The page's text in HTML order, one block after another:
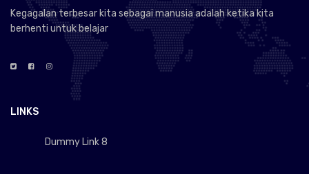
Kegagalan terbesar kita sebagai manusia adalah ketika kita
berhenti untuk belajar
LINKS
Dummy Link 8